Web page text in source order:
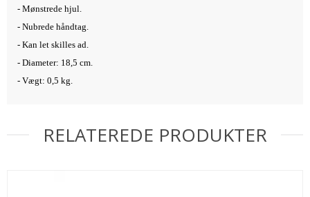
- Mønstrede hjul.
- Nubrede håndtag.
- Kan let skilles ad.
- Diameter: 18,5 cm.
- Vægt: 0,5 kg.
RELATEREDE PRODUKTER